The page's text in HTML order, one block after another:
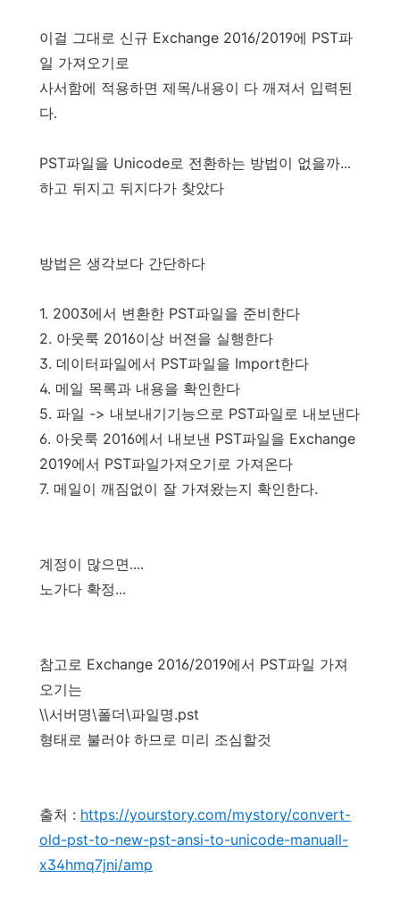
이걸 그대로 신규 Exchange 2016/2019에 PST파
일 가져오기로
사서함에 적용하면 제목/내용이 다 깨져서 입력된
다.
PST파일을 Unicode로 전환하는 방법이 없을까...
하고 뒤지고 뒤지다가 찾았다
방법은 생각보다 간단하다
1. 2003에서 변환한 PST파일을 준비한다
2. 아웃룩 2016이상 버젼을 실행한다
3. 데이터파일에서 PST파일을 Import한다
4. 메일 목록과 내용을 확인한다
5. 파일 -> 내보내기기능으로 PST파일로 내보낸다
6. 아웃룩 2016에서 내보낸 PST파일을 Exchange
2019에서 PST파일가져오기로 가져온다
7. 메일이 깨짐없이 잘 가져왔는지 확인한다.
계정이 많으면....
노가다 확정...
참고로 Exchange 2016/2019에서 PST파일 가져
오기는
\\서버명\폴더\파일명.pst
형태로 불러야 하므로 미리 조심할것
출처 : https://yourstory.com/mystory/convert-
old-pst-to-new-pst-ansi-to-unicode-manuall-
x34hmq7jni/amp